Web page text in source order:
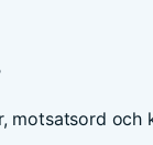
motsatsord och